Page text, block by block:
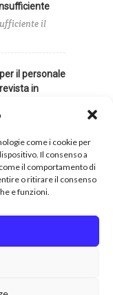
come i cookie per
Il consenso a
il comportamento di
o ritirare il consenso
e funzioni.
il
il personale
in
l'informativa